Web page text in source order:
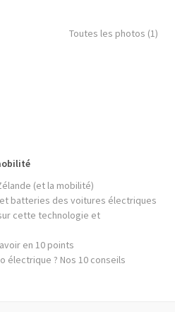
Toutes les photos (1)
(et la mobilité)
batteries des voitures électriques
cette technologie et
en 10 points
électrique ? Nos 10 conseils